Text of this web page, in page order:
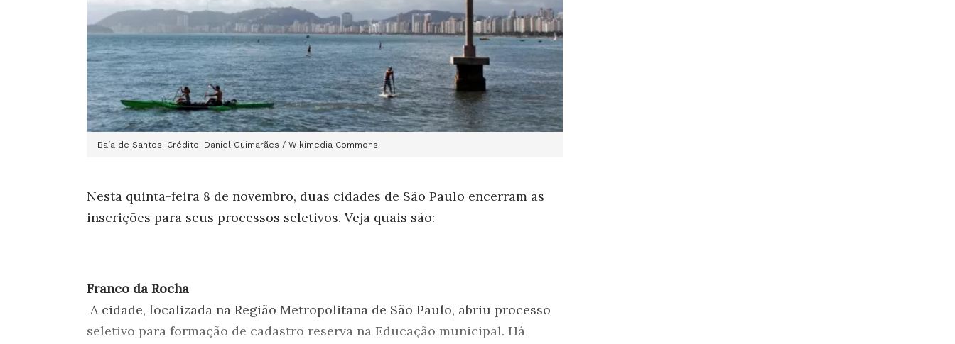
Baía de Santos. Crédito: Daniel Guimarães / Wikimedia Commons
Nesta quinta-feira 8 de novembro, duas cidades de São Paulo encerram as
inscrições para seus processos seletivos. Veja quais são:
Franco da Rocha
A cidade, localizada na Região Metropolitana de São Paulo, abriu processo
seletivo para formação de cadastro reserva na Educação municipal. Há